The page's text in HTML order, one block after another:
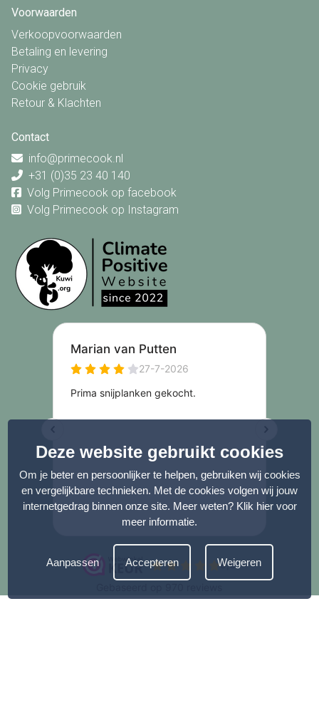
Voorwaarden
Verkoopvoorwaarden
Betaling en levering
Privacy
Cookie gebruik
Retour & Klachten
Contact
info@primecook.nl
+31 (0)35 23 40 140
Volg Primecook op facebook
Volg Primecook op Instagram
Deze website gebruikt cookies
Om je beter en persoonlijker te helpen, gebruiken wij cookies
en vergelijkbare technieken. Met de cookies volgen wij jouw
internetgedrag binnen onze site. Meer weten? Klik hier voor
meer informatie.
Aanpassen Accepteren Weigeren